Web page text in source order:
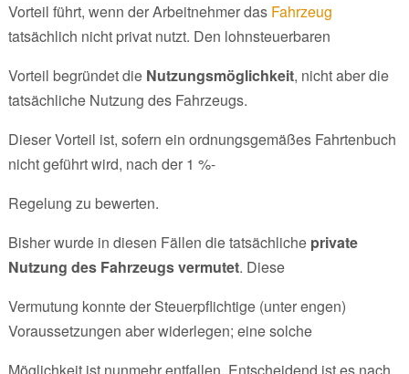
Vorteil führt, wenn der Arbeitnehmer das Fahrzeug
tatsächlich nicht privat nutzt. Den lohnsteuerbaren
Vorteil begründet die Nutzungsmöglichkeit, nicht aber die
tatsächliche Nutzung des Fahrzeugs.
Dieser Vorteil ist, sofern ein ordnungsgemäßes Fahrtenbuch
nicht geführt wird, nach der 1 %-
Regelung zu bewerten.
Bisher wurde in diesen Fällen die tatsächliche private
Nutzung des Fahrzeugs vermutet. Diese
Vermutung konnte der Steuerpflichtige (unter engen)
Voraussetzungen aber widerlegen; eine solche